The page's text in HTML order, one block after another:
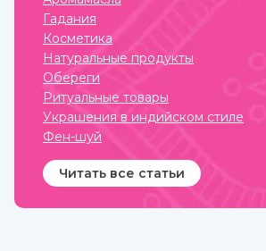
на коже, ожоги, грибковые
заболевания, герпес.
Гадания
Косметика
Натуральные продукты
Обереги
Ритуальные товары
Украшения в индийском стиле
Фен-шуй
Читать все статьи